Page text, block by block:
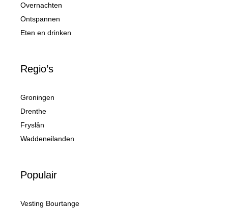
Overnachten
Ontspannen
Eten en drinken
Regio’s
Groningen
Drenthe
Fryslân
Waddeneilanden
Populair
Vesting Bourtange